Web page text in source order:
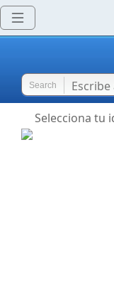
Search
Selecciona tu